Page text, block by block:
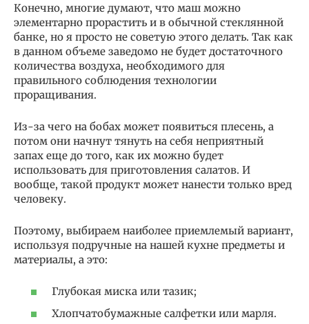
Конечно, многие думают, что маш можно
элементарно прорастить и в обычной стеклянной
банке, но я просто не советую этого делать. Так как
в данном объеме заведомо не будет достаточного
количества воздуха, необходимого для
правильного соблюдения технологии
проращивания.
Из-за чего на бобах может появиться плесень, а
потом они начнут тянуть на себя неприятный
запах еще до того, как их можно будет
использовать для приготовления салатов. И
вообще, такой продукт может нанести только вред
человеку.
Поэтому, выбираем наиболее приемлемый вариант,
используя подручные на нашей кухне предметы и
материалы, а это:
Глубокая миска или тазик;
Хлопчатобумажные салфетки или марля.